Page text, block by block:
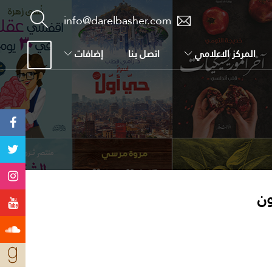
info@darelbasher.com
المركز الاعلامي اتصل بنا إضافات